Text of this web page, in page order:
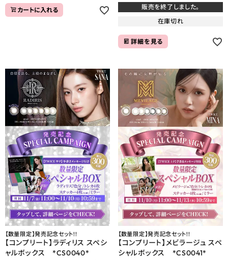
カートに入れる
販売を終了しました。
在庫切れ
詳細を見る
【数量限定】発売記念セット!!
【コンプリート】ラディリス スペシ
ャルボックス *CS0040*
【数量限定】発売記念セット!!
【コンプリート】メビラージュ スペ
シャルボックス *CS0041*